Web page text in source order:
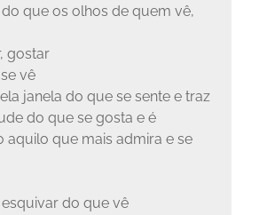
que os olhos de quem vê,
gostar
vê
janela do que se sente e traz
do que se gosta e é
aquilo que mais admira e se
do que vê